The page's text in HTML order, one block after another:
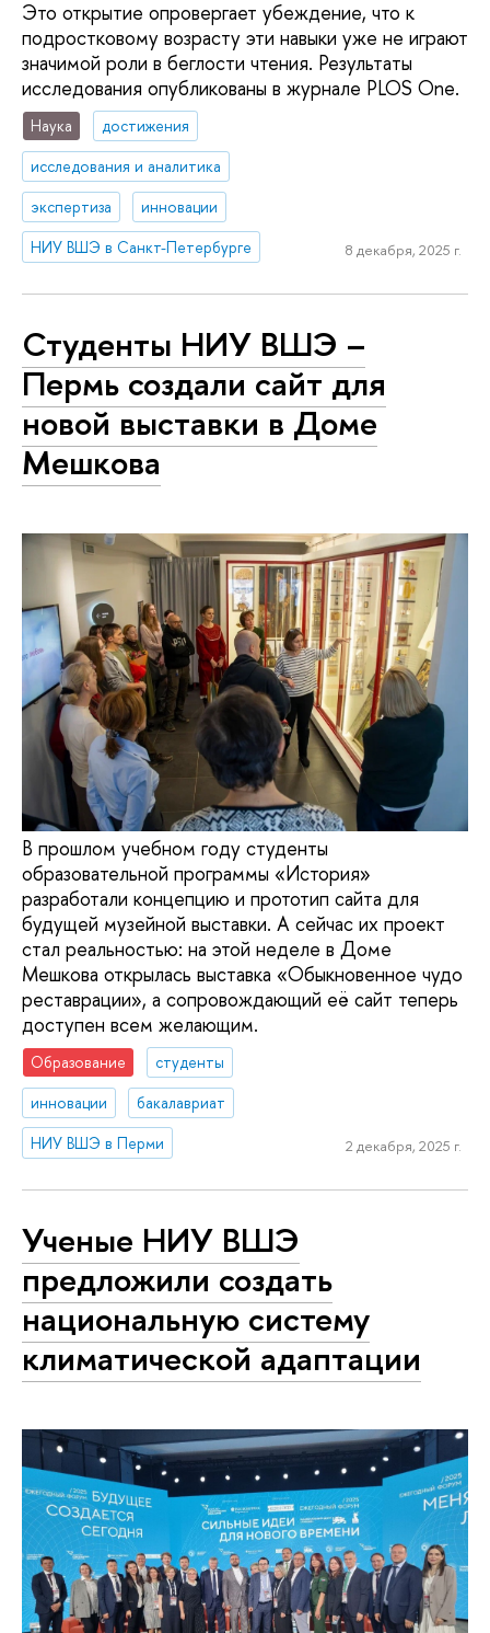
Это открытие опровергает убеждение, что к
подростковому возрасту эти навыки уже не играют
значимой роли в беглости чтения. Результаты
исследования опубликованы в журнале PLOS One.
Наука
достижения
исследования и аналитика
экспертиза
инновации
НИУ ВШЭ в Санкт-Петербурге
8 декабря, 2025 г.
Студенты НИУ ВШЭ –
Пермь создали сайт для
новой выставки в Доме
Мешкова
В прошлом учебном году студенты
образовательной программы «История»
разработали концепцию и прототип сайта для
будущей музейной выставки. А сейчас их проект
стал реальностью: на этой неделе в Доме
Мешкова открылась выставка «Обыкновенное чудо
реставрации», а сопровождающий её сайт теперь
доступен всем желающим.
Образование
студенты
инновации
бакалавриат
НИУ ВШЭ в Перми
2 декабря, 2025 г.
Ученые НИУ ВШЭ
предложили создать
национальную систему
климатической адаптации